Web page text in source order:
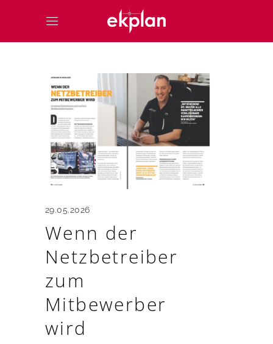
29.05.2026
Wenn der
Netzbetreiber
zum
Mitbewerber
wird